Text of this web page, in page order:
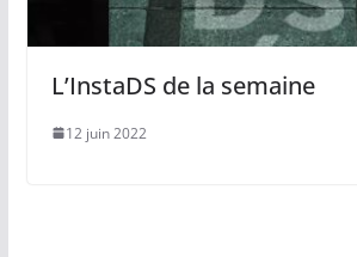
L’InstaDS de la semaine
12 juin 2022